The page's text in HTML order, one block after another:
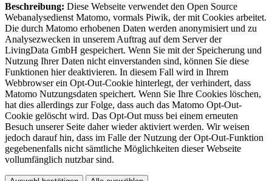
Beschreibung: Diese Webseite verwendet den Open Source
Webanalysedienst Matomo, vormals Piwik, der mit Cookies arbeitet.
Die durch Matomo erhobenen Daten werden anonymisiert und zu
Analysezwecken in unserem Auftrag auf dem Server der
LivingData GmbH gespeichert. Wenn Sie mit der Speicherung und
Nutzung Ihrer Daten nicht einverstanden sind, können Sie diese
Funktionen hier deaktivieren. In diesem Fall wird in Ihrem
Webbrowser ein Opt-Out-Cookie hinterlegt, der verhindert, dass
Matomo Nutzungsdaten speichert. Wenn Sie Ihre Cookies löschen,
hat dies allerdings zur Folge, dass auch das Matomo Opt-Out-
Cookie gelöscht wird. Das Opt-Out muss bei einem erneuten
Besuch unserer Seite daher wieder aktiviert werden. Wir weisen
jedoch darauf hin, dass im Falle der Nutzung der Opt-Out-Funktion
gegebenenfalls nicht sämtliche Möglichkeiten dieser Webseite
vollumfänglich nutzbar sind.